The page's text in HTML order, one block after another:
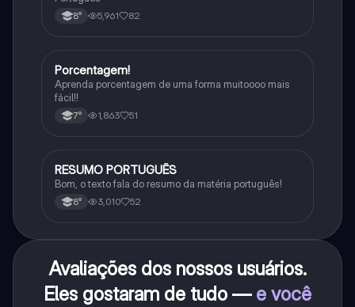
8° 5,961 82
Matematica
Porcentagem!
Aprenda porcentagem de uma forma muitoooo mais
fácil!!
7° 1,863 51
Português
RESUMO PORTUGUÊS
Bom, o texto fala do resumo da matéria português!
8° 3,010 52
Avaliações dos nossos usuários.
Eles gostaram de tudo — e você